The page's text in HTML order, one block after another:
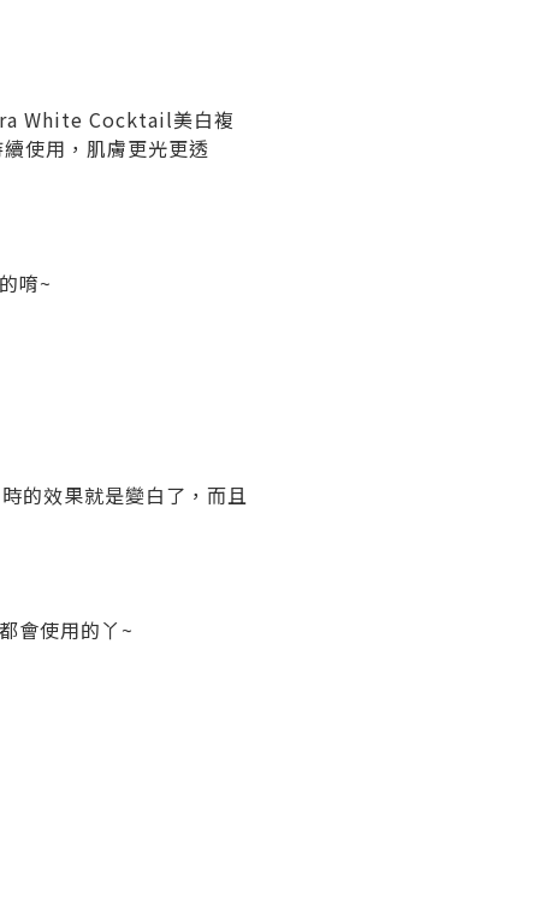
White Cocktail美白複
使用，肌膚更光更透
唷~
的效果就是變白了，而且
會使用的丫~